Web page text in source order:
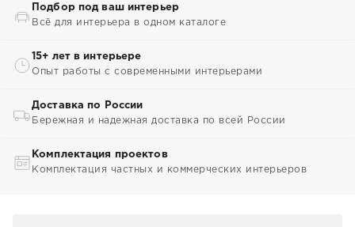
Подбор под ваш интерьер
Всё для интерьера в одном каталоге
15+ лет в интерьере
Опыт работы с современными интерьерами
Доставка по России
Бережная и надежная доставка по всей России
Комплектация проектов
Комплектация частных и коммерческих интерьеров